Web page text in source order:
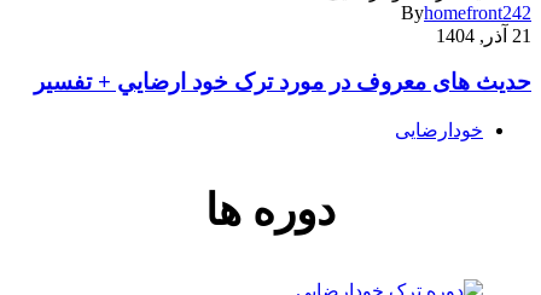
Byhomefront242
21 آذر, 1404
حديث های معروف در مورد ترک خود ارضايي + تفسیر
خودارضایی
دوره ها